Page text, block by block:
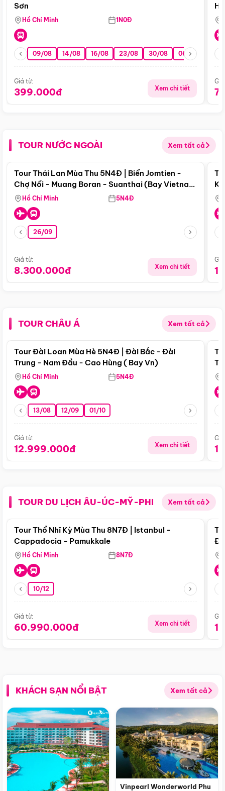
Sơn
Hồ Chí Minh 1N0Đ
09/08 14/08 16/08 23/08 30/08 06/09 13/09
Giá từ:
399.000đ Xem chi tiết
TOUR NƯỚC NGOÀI Xem tất cả
Điểm nổi bật
Tour Thái Lan Mùa Thu 5N4Đ | Biển Jomtien -
Chợ Nổi - Muang Boran - Suanthai (Bay Vietnam
Airlines)
Hồ Chí Minh 5N4Đ
26/09
Giá từ:
8.300.000đ Xem chi tiết
TOUR CHÂU Á Xem tất cả
Điểm nổi bật
Tour Đài Loan Mùa Hè 5N4Đ | Đài Bắc - Đài
Trung - Nam Đầu - Cao Hùng ( Bay Vn)
Hồ Chí Minh 5N4Đ
13/08 12/09 01/10
Giá từ:
12.999.000đ Xem chi tiết
TOUR DU LỊCH ÂU-ÚC-MỸ-PHI Xem tất cả
Điểm nổi bật
Tour Thổ Nhĩ Kỳ Mùa Thu 8N7Đ | Istanbul -
Cappadocia - Pamukkale
Hồ Chí Minh 8N7Đ
10/12
Giá từ:
60.990.000đ Xem chi tiết
KHÁCH SẠN NỔI BẬT Xem tất cả
Vinpearl Wonderworld Phu